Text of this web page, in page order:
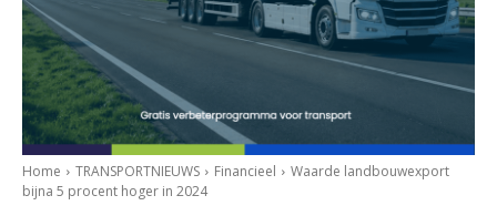
Home TRANSPORTNIEUWS Financieel
Waarde landbouwexport
bijna 5 procent hoger in 2024